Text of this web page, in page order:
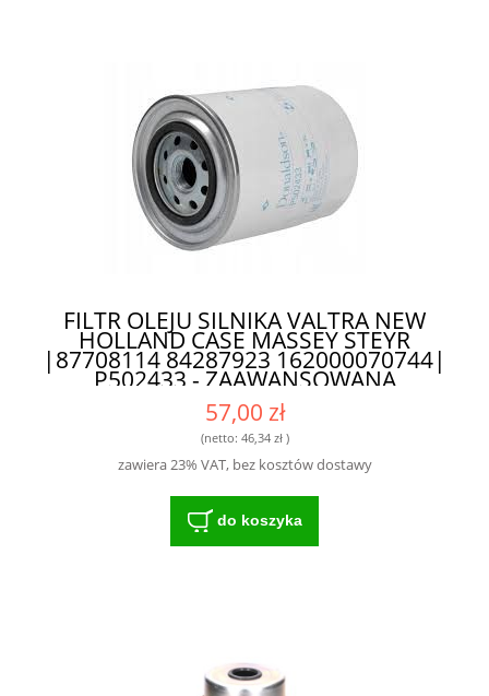
FILTR OLEJU SILNIKA VALTRA NEW
HOLLAND CASE MASSEY STEYR
|87708114 84287923 162000070744|
P502433 - ZAAWANSOWANA
TECHNOLOGIA FILTRACJI DLA
ROLNICTWA
57,00 zł
(netto: 46,34 zł)
zawiera 23% VAT, bez kosztów dostawy
do koszyka